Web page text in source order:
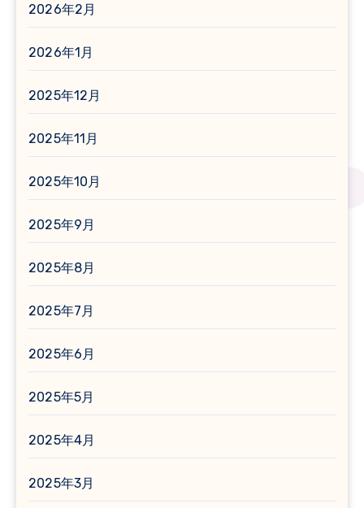
2026年2月
2026年1月
2025年12月
2025年11月
2025年10月
2025年9月
2025年8月
2025年7月
2025年6月
2025年5月
2025年4月
2025年3月